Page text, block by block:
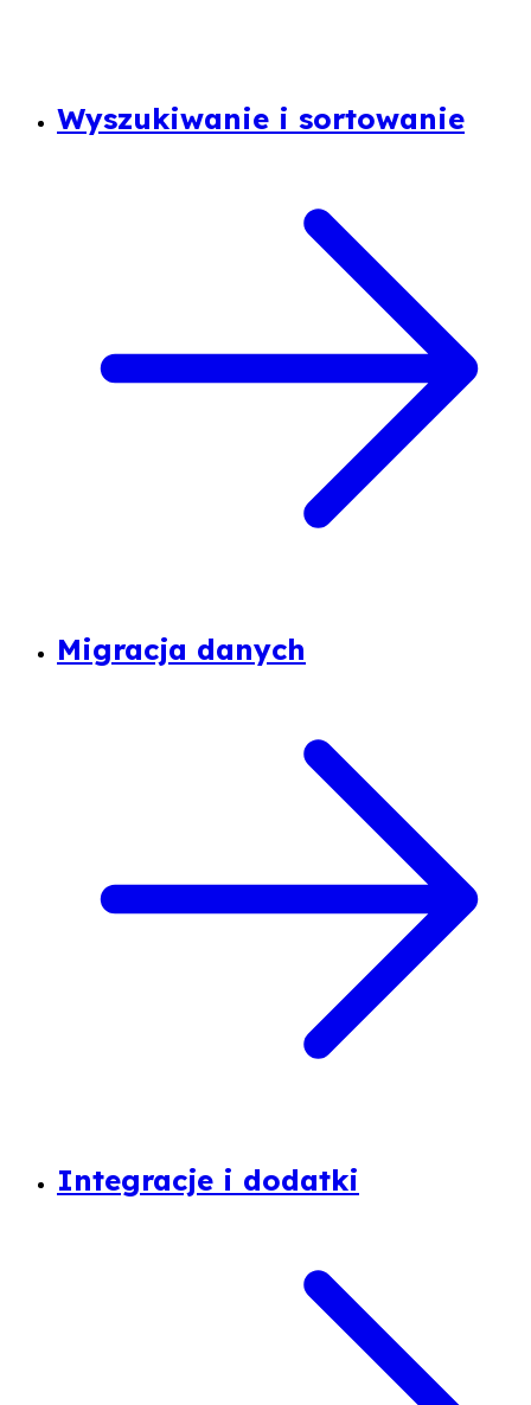
Wyszukiwanie i sortowanie
Migracja danych
Integracje i dodatki